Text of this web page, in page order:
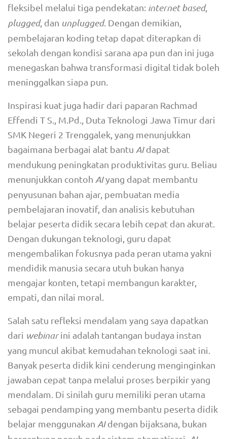
fleksibel melalui tiga pendekatan: internet based,
plugged, dan unplugged. Dengan demikian,
pembelajaran koding tetap dapat diterapkan di
sekolah dengan kondisi sarana apa pun dan ini juga
menegaskan bahwa transformasi digital tidak boleh
meninggalkan siapa pun.
Inspirasi kuat juga hadir dari paparan Rachmad
Effendi T S., M.Pd., Duta Teknologi Jawa Timur dari
SMK Negeri 2 Trenggalek, yang menunjukkan
bagaimana berbagai alat bantu AIdapat
mendukung peningkatan produktivitas guru. Beliau
menunjukkan contoh AIyang dapat membantu
penyusunan bahan ajar, pembuatan media
pembelajaran inovatif, dan analisis kebutuhan
belajar peserta didik secara lebih cepat dan akurat.
Dengan dukungan teknologi, guru dapat
mengembalikan fokusnya pada peran utama yakni
mendidik manusia secara utuh bukan hanya
mengajar konten, tetapi membangun karakter,
empati, dan nilai moral.
Salah satu refleksi mendalam yang saya dapatkan
dari webinarini adalah tantangan budaya instan
yang muncul akibat kemudahan teknologi saat ini.
Banyak peserta didik kini cenderung menginginkan
jawaban cepat tanpa melalui proses berpikir yang
mendalam. Di sinilah guru memiliki peran utama
sebagai pendamping yang membantu peserta didik
belajar menggunakan AIdengan bijaksana, bukan